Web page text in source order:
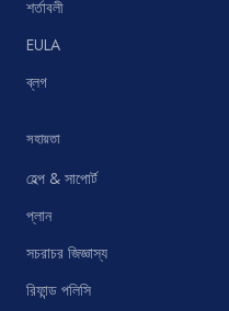
শর্তাবলী
EULA
ব্লগ
সহায়তা
হেল্প & সাপোর্ট
প্লান
সচরাচর জিজ্ঞাস্য
রিফান্ড পলিসি